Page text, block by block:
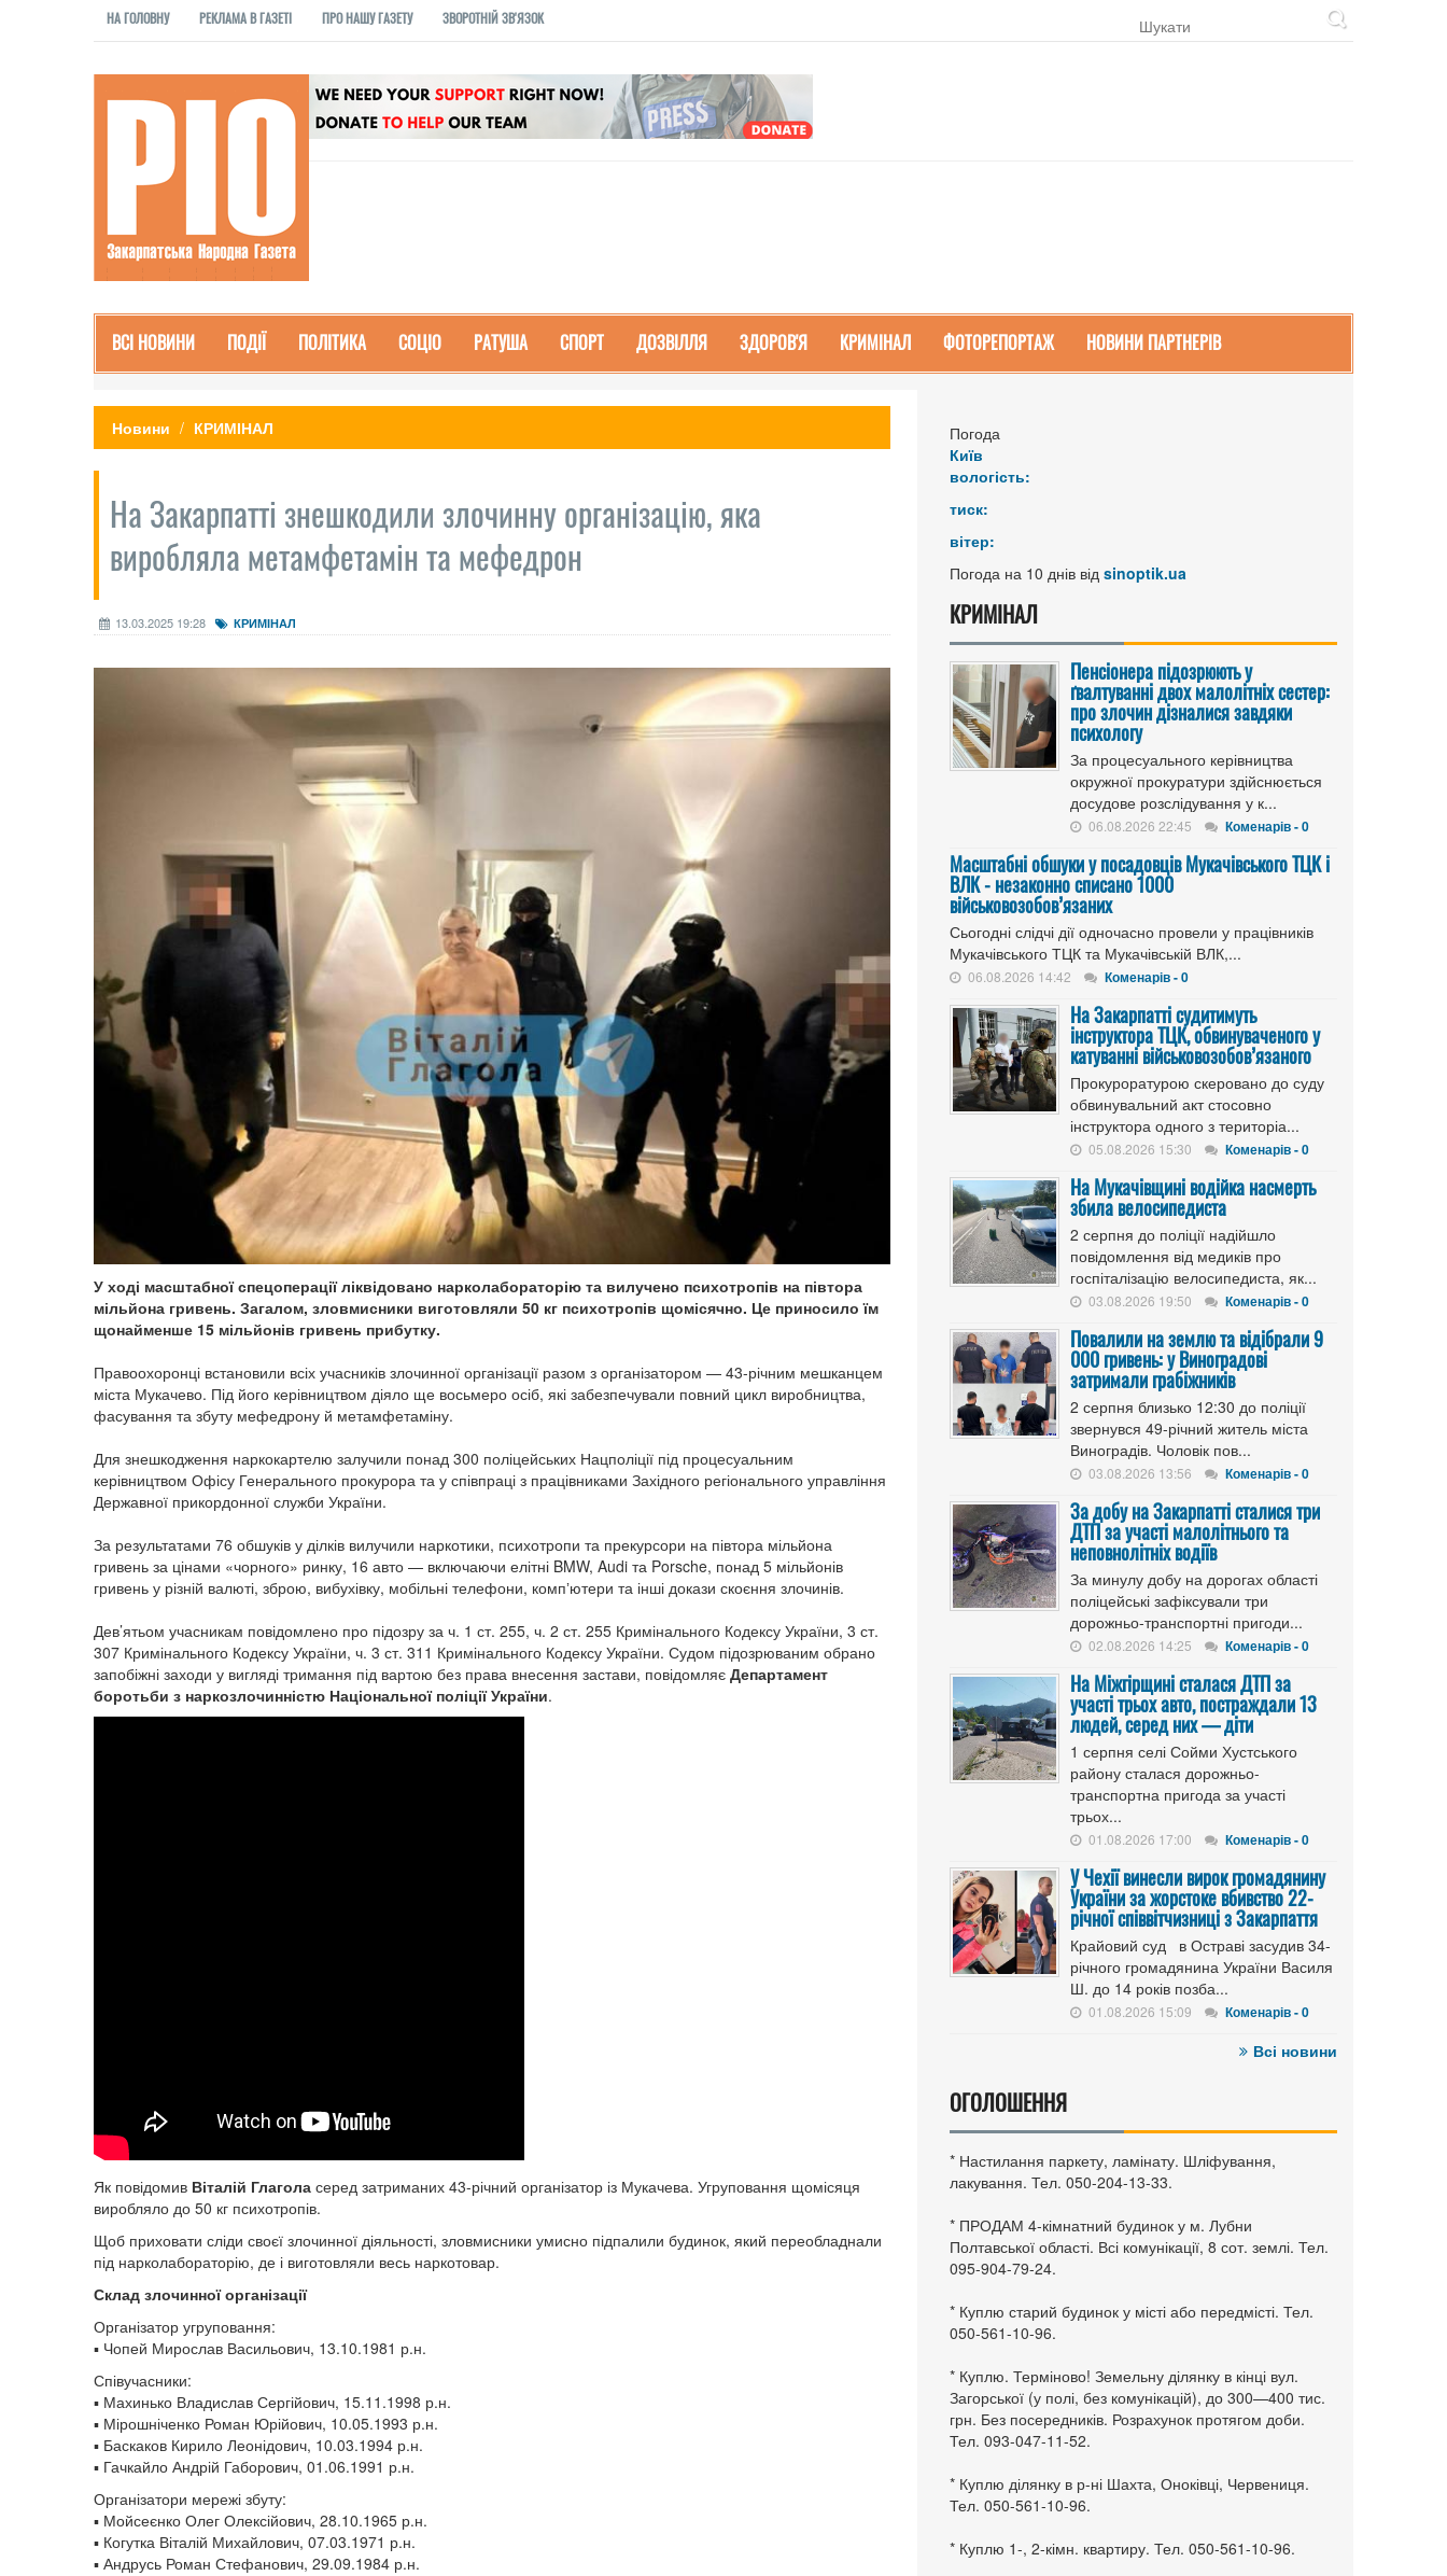
НА ГОЛОВНУ РЕКЛАМА В ГАЗЕТІ ПРО НАШУ ГАЗЕТУ ЗВОРОТНІЙ ЗВ'ЯЗОК
ВСІ НОВИНИ ПОДІЇ ПОЛІТИКА СОЦІО РАТУША СПОРТ ДОЗВІЛЛЯ ЗДОРОВ'Я КРИМІНАЛ ФОТОРЕПОРТАЖ НОВИНИ ПАРТНЕРІВ
Новини КРИМІНАЛ
На Закарпатті знешкодили злочинну організацію, яка
виробляла метамфетамін та мефедрон
13.03.2025 19:28 КРИМІНАЛ
У ході масштабної спецоперації ліквідовано нарколабораторію та вилучено психотропів на півтора
мільйона гривень. Загалом, зловмисники виготовляли 50 кг психотропів щомісячно. Це приносило їм
щонайменше 15 мільйонів гривень прибутку.
Правоохоронці встановили всіх учасників злочинної організації разом з організатором — 43-річним мешканцем
міста Мукачево. Під його керівництвом діяло ще восьмеро осіб, які забезпечували повний цикл виробництва,
фасування та збуту мефедрону й метамфетаміну.
Для знешкодження наркокартелю залучили понад 300 поліцейських Нацполіції під процесуальним
керівництвом Офісу Генерального прокурора та у співпраці з працівниками Західного регіонального управління
Державної прикордонної служби України.
За результатами 76 обшуків у ділків вилучили наркотики, психотропи та прекурсори на півтора мільйона
гривень за цінами «чорного» ринку, 16 авто — включаючи елітні BMW, Audi та Porsche, понад 5 мільйонів
гривень у різній валюті, зброю, вибухівку, мобільні телефони, компʼютери та інші докази скоєння злочинів.
Дев’ятьом учасникам повідомлено про підозру за ч. 1 ст. 255, ч. 2 ст. 255 Кримінального Кодексу України, 3 ст.
307 Кримінального Кодексу України, ч. 3 ст. 311 Кримінального Кодексу України. Судом підозрюваним обрано
запобіжні заходи у вигляді тримання під вартою без права внесення застави, повідомляє Департамент
боротьби з наркозлочинністю Національної поліції України.
Як повідомив Віталій Глагола серед затриманих 43-річний організатор із Мукачева. Угруповання щомісяця
виробляло до 50 кг психотропів.
Щоб приховати сліди своєї злочинної діяльності, зловмисники умисно підпалили будинок, який переобладнали
під нарколабораторію, де і виготовляли весь наркотовар.
Склад злочинної організації
Організатор угруповання:
▪️ Чопей Мирослав Васильович, 13.10.1981 р.н.
Співучасники:
▪️ Махинько Владислав Сергійович, 15.11.1998 р.н.
▪️ Мірошніченко Роман Юрійович, 10.05.1993 р.н.
▪️ Баскаков Кирило Леонідович, 10.03.1994 р.н.
▪️ Гачкайло Андрій Габорович, 01.06.1991 р.н.
Організатори мережі збуту:
▪️ Мойсеєнко Олег Олексійович, 28.10.1965 р.н.
▪️ Когутка Віталій Михайлович, 07.03.1971 р.н.
▪️ Андрусь Роман Стефанович, 29.09.1984 р.н.
Погода
Київ
вологість:
тиск:
вітер:
Погода на 10 днів від sinoptik.ua
КРИМІНАЛ
Пенсіонера підозрюють у
ґвалтуванні двох малолітніх сестер:
про злочин дізналися завдяки
психологу
За процесуального керівництва
окружної прокуратури здійснюється
досудове розслідування у к...
06.08.2026 22:45 Коменарів - 0
Масштабні обшуки у посадовців Мукачівського ТЦК і
ВЛК - незаконно списано 1000
військовозобов’язаних
Сьогодні слідчі дії одночасно провели у працівників
Мукачівського ТЦК та Мукачівській ВЛК,...
06.08.2026 14:42 Коменарів - 0
На Закарпатті судитимуть
інструктора ТЦК, обвинуваченого у
катуванні військовозобов’язаного
Прокуроратурою скеровано до суду
обвинувальний акт стосовно
інструктора одного з територіа...
05.08.2026 15:30 Коменарів - 0
На Мукачівщині водійка насмерть
збила велосипедиста
2 серпня до поліції надійшло
повідомлення від медиків про
госпіталізацію велосипедиста, як...
03.08.2026 19:50 Коменарів - 0
Повалили на землю та відібрали 9
000 гривень: у Виноградові
затримали грабіжників
2 серпня близько 12:30 до поліції
звернувся 49-річний житель міста
Виноградів. Чоловік пов...
03.08.2026 13:56 Коменарів - 0
За добу на Закарпатті сталися три
ДТП за участі малолітнього та
неповнолітніх водіїв
За минулу добу на дорогах області
поліцейські зафіксували три
дорожньо-транспортні пригоди...
02.08.2026 14:25 Коменарів - 0
На Міжгірщині сталася ДТП за
участі трьох авто, постраждали 13
людей, серед них — діти
1 серпня селі Сойми Хустського
району сталася дорожньо-
транспортна пригода за участі
трьох...
01.08.2026 17:00 Коменарів - 0
У Чехії винесли вирок громадянину
України за жорстоке вбивство 22-
річної співвітчизниці з Закарпаття
Крайовий суд в Остраві засудив 34-
річного громадянина України Василя
Ш. до 14 років позба...
01.08.2026 15:09 Коменарів - 0
Всі новини
ОГОЛОШЕННЯ
* Настилання паркету, ламінату. Шліфування,
лакування. Тел. 050-204-13-33.
* ПРОДАМ 4-кімнатний будинок у м. Лубни
Полтавської області. Всі комунікації, 8 сот. землі. Тел.
095-904-79-24.
* Куплю старий будинок у місті або передмісті. Тел.
050-561-10-96.
* Куплю. Терміново! Земельну ділянку в кінці вул.
Загорської (у полі, без комунікацій), до 300—400 тис.
грн. Без посередників. Розрахунок протягом доби.
Тел. 093-047-11-52.
* Куплю ділянку в р-ні Шахта, Оноківці, Червениця.
Тел. 050-561-10-96.
* Куплю 1-, 2-кімн. квартиру. Тел. 050-561-10-96.